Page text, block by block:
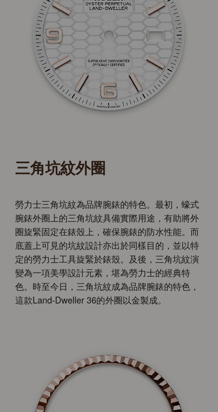
三角坑紋外圈
勞力士三角坑紋為品牌腕錶的特色。最初，蠔式
腕錶外圈上的三角坑紋具備實際用途，有助將外
圈旋緊固定在錶殼上，確保腕錶的防水性能。而
底蓋上可見的坑紋設計亦出於同樣目的，並以特
定的勞力士工具旋緊於錶殼。及後，三角坑紋演
變為一項美學設計元素，堪為勞力士的經典特
色。時至今日，三角坑紋成為品牌腕錶的特色，
這款Land-Dweller 36的外圈以金製成。